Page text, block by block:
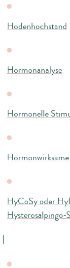
Hodenhochstand
Hormonanalyse
Hormonelle
HyCoSy oder
Hysterosalpingo-
I